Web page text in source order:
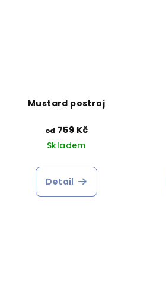
Mustard postroj
od 759 Kč
Skladem
Detail